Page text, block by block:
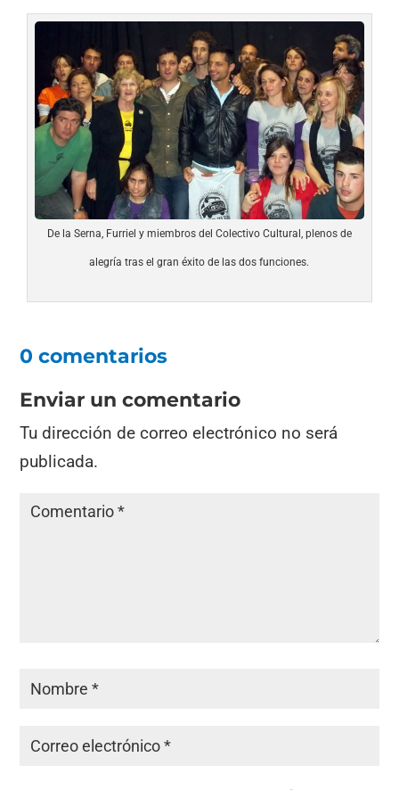
De la Serna, Furriel y miembros del Colectivo Cultural, plenos de
alegría tras el gran éxito de las dos funciones.
0 comentarios
Enviar un comentario
Tu dirección de correo electrónico no será
publicada.